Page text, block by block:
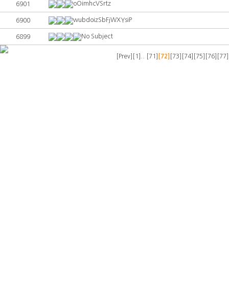
6901 oOimhcVSrtz
6900 wubdoizSbFjWXYsiP
6899 No Subject
[Prev] [1].. [71] [72] [73] [74] [75] [76] [77]